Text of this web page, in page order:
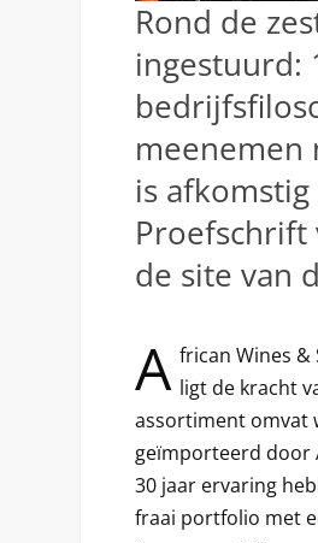
Rond de
ingestuurd:
meenemen
is
de site van
A frican Wines
ligt de kracht
assortiment omvat
geïmporteerd door
30 jaar ervaring
fraai portfolio met